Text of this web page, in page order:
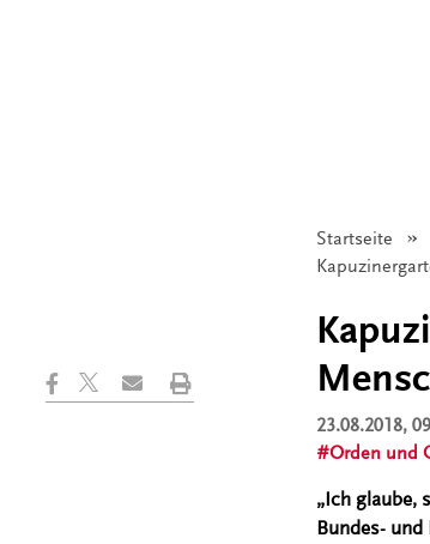
Startseite
Angezeigt:
23.08.2018,
Orden und
„Ich glaube,
Bundes- und